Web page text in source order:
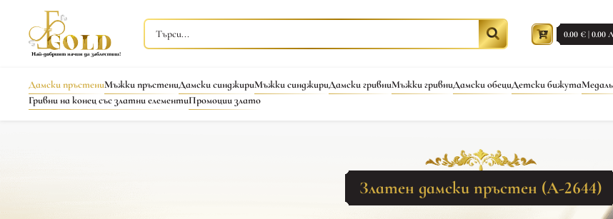
0.00 € | 0.00
Дамски пръстениМъжки пръстениДамски синджириМъжки синджириДамски гривниМъжки гривниДамски обециДетски бижута
Гривни на конец със златни елементиПромоции злато
Златен дамски пръстен (A-2644)